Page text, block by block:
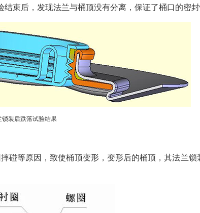
束后，发现法兰与桶顶没有分离，保证了桶口的密封
锁装后跌落试验结果
碰等原因，致使桶顶变形，变形后的桶顶，其法兰锁